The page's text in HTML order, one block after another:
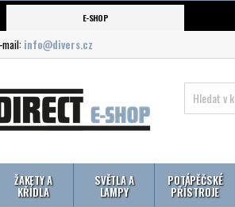
E-SHOP
mail:info@divers.cz
ŽAKETY A
KŘÍDLA
SVĚTLA A
LAMPY
POTÁPĚČSKÉ
PŘÍSTROJE